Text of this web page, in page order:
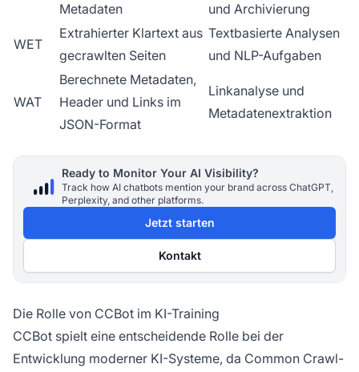
Metadaten
und Archivierung
WET
Extrahierter Klartext aus
gecrawlten Seiten
Textbasierte Analysen
und NLP-Aufgaben
WAT
Berechnete Metadaten,
Header und Links im
JSON-Format
Linkanalyse und
Metadatenextraktion
Ready to Monitor Your AI Visibility?
Track how AI chatbots mention your brand across ChatGPT,
Perplexity, and other platforms.
Jetzt starten
Kontakt
Die Rolle von CCBot im KI-Training
CCBot spielt eine entscheidende Rolle bei der
Entwicklung moderner KI-Systeme, da Common Crawl-